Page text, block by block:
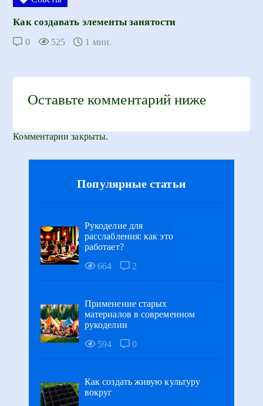
Как создавать элементы занятости
0 525 1 мин.
Оставьте комментарий ниже
Комментарии закрыты.
Популярные статьи
Рукоделие для
расслабления: как это
работает?
664
2
Применение старых
материалов в современном
рукоделии
594
0
Как создать живую культуру
вокруг